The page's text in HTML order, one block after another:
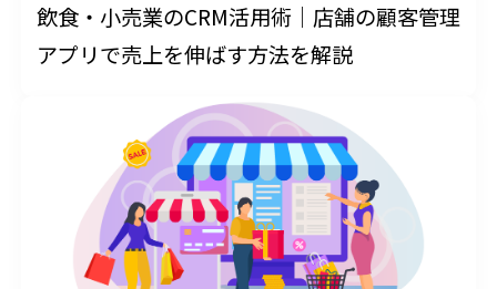
飲食・小売業のCRM活用術｜店舗の顧客管理
アプリで売上を伸ばす方法を解説